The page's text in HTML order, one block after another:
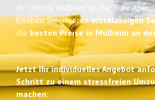
Ihr Umzug Mülheim an der Ruhr
Erleben Sie unserenerstklassigen
die besten Preise in Mülheim an
Jetzt Ihr individuelles Angebot
Schritt zu einem stressfreien
machen: